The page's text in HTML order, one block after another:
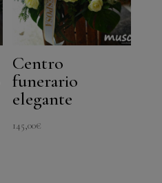
Centro
funerario
elegante
145,00€